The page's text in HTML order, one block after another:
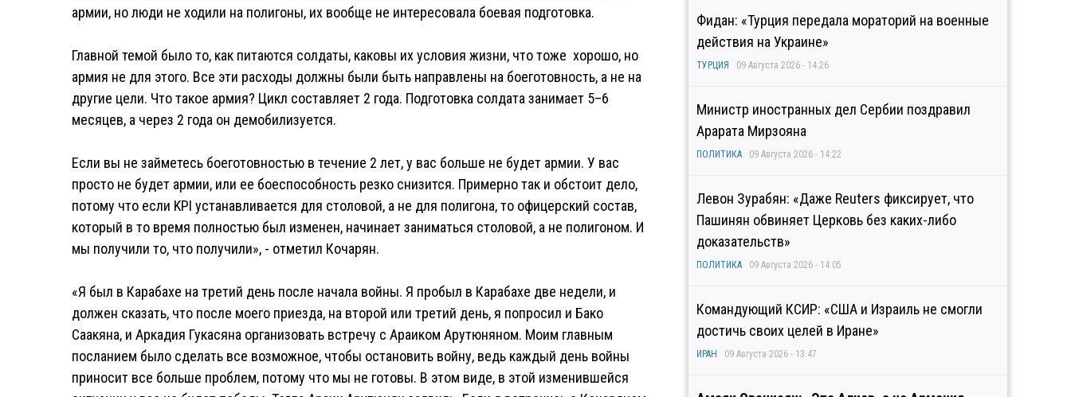
армии, но люди не ходили на полигоны, их вообще не интересовала боевая подготовка.
Главной темой было то, как питаются солдаты, каковы их условия жизни, что тоже хорошо, но
армия не для этого. Все эти расходы должны были быть направлены на боеготовность, а не на
другие цели. Что такое армия? Цикл составляет 2 года. Подготовка солдата занимает 5–6
месяцев, а через 2 года он демобилизуется.
Если вы не займетесь боеготовностью в течение 2 лет, у вас больше не будет армии. У вас
просто не будет армии, или ее боеспособность резко снизится. Примерно так и обстоит дело,
потому что если KPI устанавливается для столовой, а не для полигона, то офицерский состав,
который в то время полностью был изменен, начинает заниматься столовой, а не полигоном. И
мы получили то, что получили», - отметил Кочарян.
«Я был в Карабахе на третий день после начала войны. Я пробыл в Карабахе две недели, и
должен сказать, что после моего приезда, на второй или третий день, я попросил и Бако
Саакяна, и Аркадия Гукасяна организовать встречу с Араиком Арутюняном. Моим главным
посланием было сделать все возможное, чтобы остановить войну, ведь каждый день войны
приносит все больше проблем, потому что мы не готовы. В этом виде, в этой изменившейся
Фидан: «Турция передала мораторий на военные
действия на Украине»
ТУРЦИЯ 09 Августа 2026 - 14:26
Министр иностранных дел Сербии поздравил
Арарата Мирзояна
ПОЛИТИКА 09 Августа 2026 - 14:22
Левон Зурабян: «Даже Reuters фиксирует, что
Пашинян обвиняет Церковь без каких-либо
доказательств»
ПОЛИТИКА 09 Августа 2026 - 14:05
Командующий КСИР: «США и Израиль не смогли
достичь своих целей в Иране»
ИРАН 09 Августа 2026 - 13:47